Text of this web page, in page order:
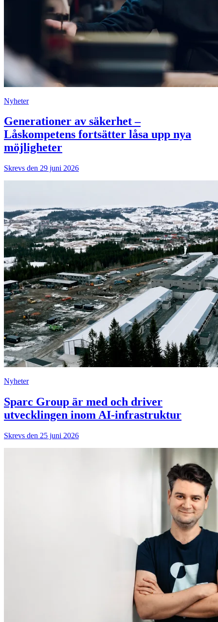
Nyheter
Generationer av säkerhet –
Låskompetens fortsätter låsa upp nya
möjligheter
Skrevs den 29 juni 2026
Nyheter
Sparc Group är med och driver
utvecklingen inom AI-infrastruktur
Skrevs den 25 juni 2026